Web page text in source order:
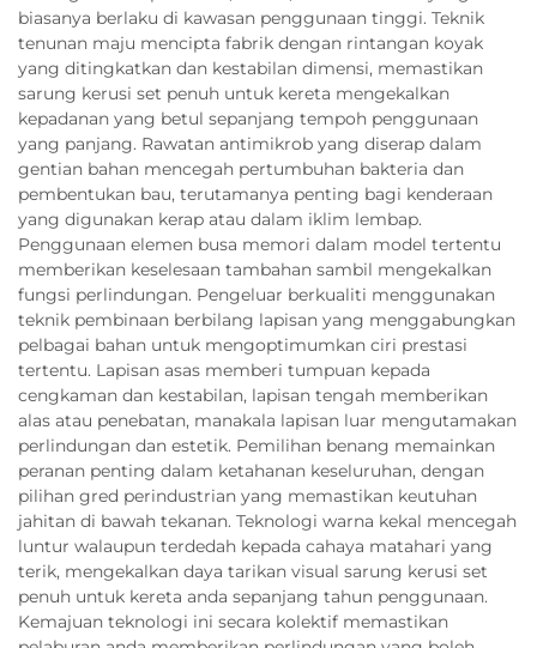
biasanya berlaku di kawasan penggunaan tinggi. Teknik
tenunan maju mencipta fabrik dengan rintangan koyak
yang ditingkatkan dan kestabilan dimensi, memastikan
sarung kerusi set penuh untuk kereta mengekalkan
kepadanan yang betul sepanjang tempoh penggunaan
yang panjang. Rawatan antimikrob yang diserap dalam
gentian bahan mencegah pertumbuhan bakteria dan
pembentukan bau, terutamanya penting bagi kenderaan
yang digunakan kerap atau dalam iklim lembap.
Penggunaan elemen busa memori dalam model tertentu
memberikan keselesaan tambahan sambil mengekalkan
fungsi perlindungan. Pengeluar berkualiti menggunakan
teknik pembinaan berbilang lapisan yang menggabungkan
pelbagai bahan untuk mengoptimumkan ciri prestasi
tertentu. Lapisan asas memberi tumpuan kepada
cengkaman dan kestabilan, lapisan tengah memberikan
alas atau penebatan, manakala lapisan luar mengutamakan
perlindungan dan estetik. Pemilihan benang memainkan
peranan penting dalam ketahanan keseluruhan, dengan
pilihan gred perindustrian yang memastikan keutuhan
jahitan di bawah tekanan. Teknologi warna kekal mencegah
luntur walaupun terdedah kepada cahaya matahari yang
terik, mengekalkan daya tarikan visual sarung kerusi set
penuh untuk kereta anda sepanjang tahun penggunaan.
Kemajuan teknologi ini secara kolektif memastikan